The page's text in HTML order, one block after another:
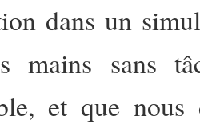
dans un
mains sans
et que nous